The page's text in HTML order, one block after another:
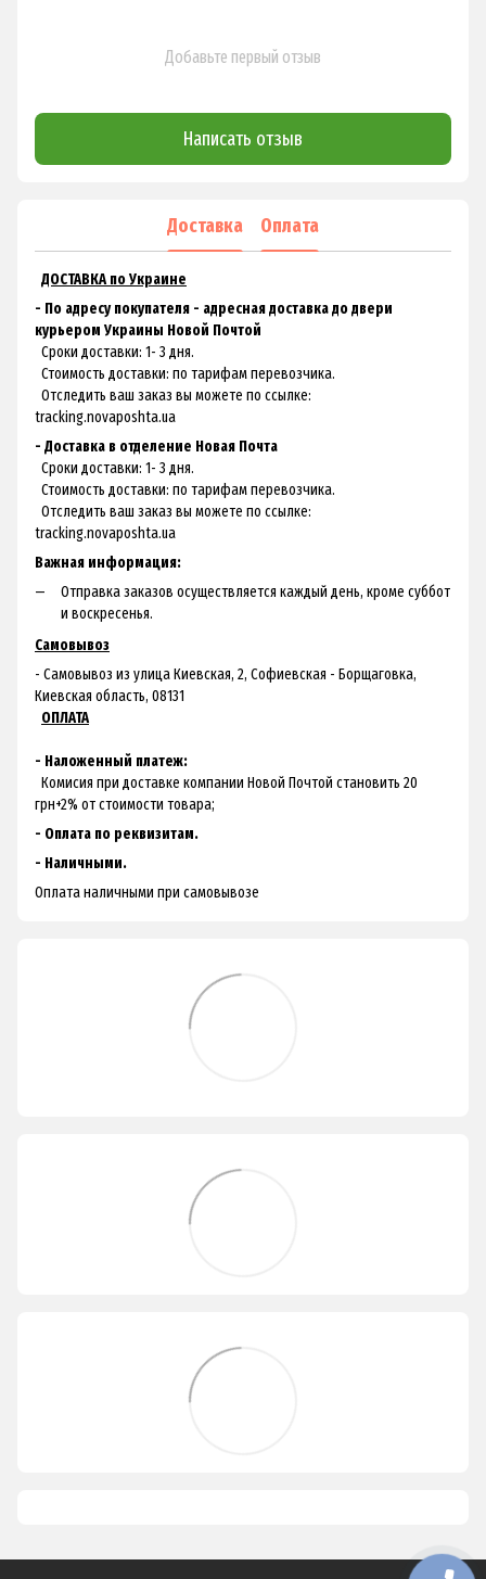
Добавьте первый отзыв
Написать отзыв
Доставка Оплата
ДОСТАВКА по Украине
- По адресу покупателя - адресная доставка до двери
курьером Украины Новой Почтой
Сроки доставки: 1- 3 дня.
Стоимость доставки: по тарифам перевозчика.
Отследить ваш заказ вы можете по ссылке:
tracking.novaposhta.ua
- Доставка в отделение Новая Почта
Сроки доставки: 1- 3 дня.
Стоимость доставки: по тарифам перевозчика.
Отследить ваш заказ вы можете по ссылке:
tracking.novaposhta.ua
Важная информация:
Отправка заказов осуществляется каждый день, кроме суббот
и воскресенья.
Самовывоз
- Самовывоз из улица Киевская, 2, Софиевская - Борщаговка,
Киевская область, 08131
ОПЛАТА
- Наложенный платеж:
Комисия при доставке компании Новой Почтой становить 20
грн+2% от стоимости товара;
- Оплата по реквизитам.
- Наличными.
Оплата наличными при самовывозе